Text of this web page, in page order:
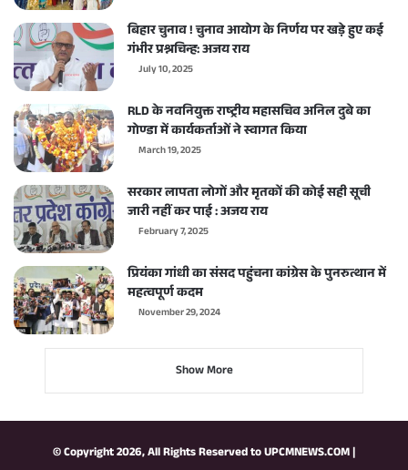
बिहार चुनाव ! चुनाव आयोग के निर्णय पर खड़े हुए कई
गंभीर प्रश्नचिन्ह: अजय राय
July 10, 2025
RLD के नवनियुक्त राष्ट्रीय महासचिव अनिल दुबे का
गोण्डा में कार्यकर्ताओं ने स्वागत किया
March 19, 2025
सरकार लापता लोगों और मृतकों की कोई सही सूची
जारी नहीं कर पाई : अजय राय
February 7, 2025
प्रियंका गांधी का संसद पहुंचना कांग्रेस के पुनरुत्थान में
महत्वपूर्ण कदम
November 29, 2024
Show More
© Copyright 2026, All Rights Reserved toUPCMNEWS.COM|